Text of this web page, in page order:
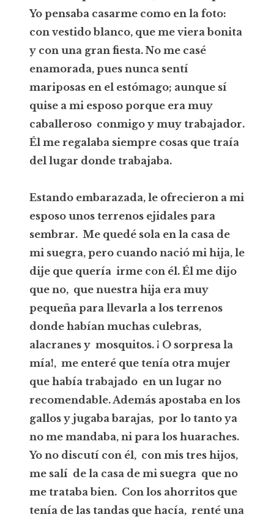
Yo pensaba casarme como en la foto:
con vestido blanco, que me viera bonita
y con una gran fiesta. No me casé
enamorada, pues nunca sentí
mariposas en el estómago; aunque sí
quise a mi esposo porque era muy
caballeroso conmigo y muy trabajador.
Él me regalaba siempre cosas que traía
del lugar donde trabajaba.
Estando embarazada, le ofrecieron a mi
esposo unos terrenos ejidales para
sembrar. Me quedé sola en la casa de
mi suegra, pero cuando nació mi hija, le
dije que quería irme con él. Él me dijo
que no, que nuestra hija era muy
pequeña para llevarla a los terrenos
donde habían muchas culebras,
alacranes y mosquitos. ¡ O sorpresa la
mía!, me enteré que tenía otra mujer
que había trabajado en un lugar no
recomendable. Además apostaba en los
gallos y jugaba barajas, por lo tanto ya
no me mandaba, ni para los huaraches.
Yo no discutí con él, con mis tres hijos,
me salí de la casa de mi suegra que no
me trataba bien. Con los ahorritos que
tenía de las tandas que hacía, renté una